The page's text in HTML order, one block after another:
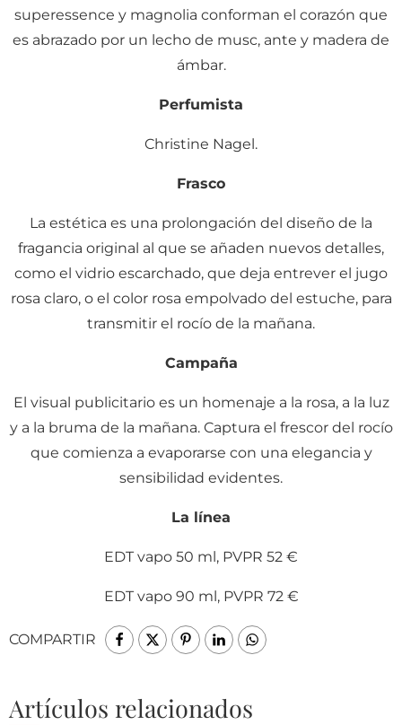
superessence y magnolia conforman el corazón que
es abrazado por un lecho de musc, ante y madera de
ámbar.
Perfumista
Christine Nagel.
Frasco
La estética es una prolongación del diseño de la
fragancia original al que se añaden nuevos detalles,
como el vidrio escarchado, que deja entrever el jugo
rosa claro, o el color rosa empolvado del estuche, para
transmitir el rocío de la mañana.
Campaña
El visual publicitario es un homenaje a la rosa, a la luz
y a la bruma de la mañana. Captura el frescor del rocío
que comienza a evaporarse con una elegancia y
sensibilidad evidentes.
La línea
EDT vapo 50 ml, PVPR 52 €
EDT vapo 90 ml, PVPR 72 €
COMPARTIR
Artículos relacionados